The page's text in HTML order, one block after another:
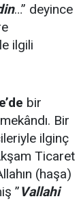
…” deyince
ilgili
bir
Bir
ilginç
Ticaret
(haşa)
”Vallahi